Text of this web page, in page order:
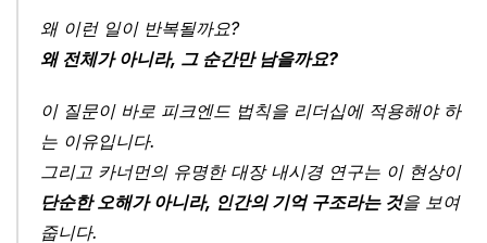
왜 이런 일이 반복될까요?
왜 전체가 아니라, 그 순간만 남을까요?
이 질문이 바로 피크엔드 법칙을 리더십에 적용해야 하
는 이유입니다.
그리고 카너먼의 유명한 대장 내시경 연구는 이 현상이
단순한 오해가 아니라, 인간의 기억 구조라는 것을 보여
줍니다.